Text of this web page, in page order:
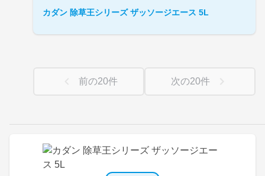
カダン 除草王シリーズ ザッソージエース 5L
前の20件 次の20件